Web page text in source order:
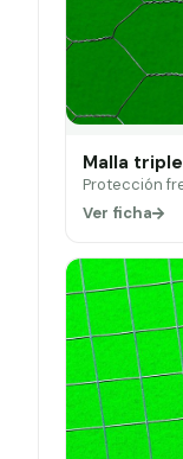
Malla
Protección
Ver ficha